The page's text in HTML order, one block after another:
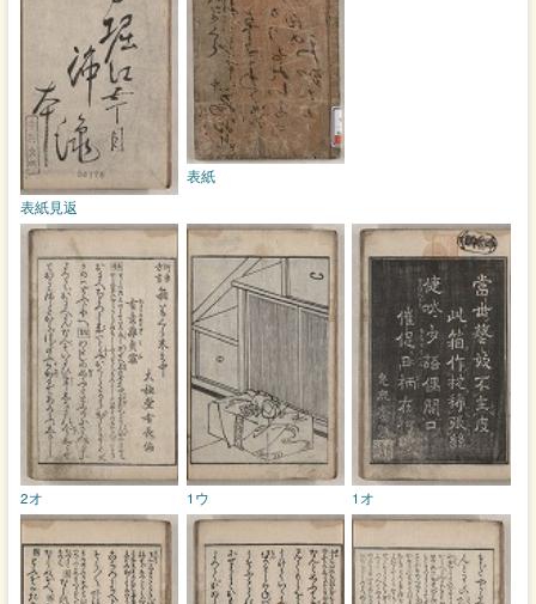
表紙
表紙見返
1オ
1ウ
2オ